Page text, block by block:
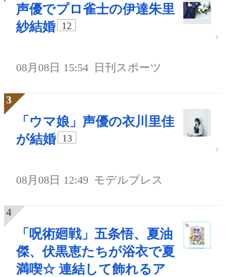
声優でプロ雀士の伊達朱里
紗結婚
12
08月08日 15:54 日刊スポーツ
「ウマ娘」声優の衣川里佳
が結婚
13
08月08日 12:49 モデルプレス
「呪術廻戦」五条悟、夏油
傑、伏黒恵たちが浴衣で夏
満喫☆ 連結して飾れるア